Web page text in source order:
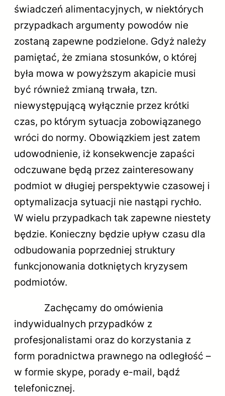
świadczeń alimentacyjnych, w niektórych
przypadkach argumenty powodów nie
zostaną zapewne podzielone. Gdyż należy
pamiętać, że zmiana stosunków, o której
była mowa w powyższym akapicie musi
być również zmianą trwała, tzn.
niewystępującą wyłącznie przez krótki
czas, po którym sytuacja zobowiązanego
wróci do normy. Obowiązkiem jest zatem
udowodnienie, iż konsekwencje zapaści
odczuwane będą przez zainteresowany
podmiot w długiej perspektywie czasowej i
optymalizacja sytuacji nie nastąpi rychło.
W wielu przypadkach tak zapewne niestety
będzie. Konieczny będzie upływ czasu dla
odbudowania poprzedniej struktury
funkcjonowania dotkniętych kryzysem
podmiotów.
Zachęcamy do omówienia
indywidualnych przypadków z
profesjonalistami oraz do korzystania z
form poradnictwa prawnego na odległość –
w formie skype, porady e-mail, bądź
telefonicznej.